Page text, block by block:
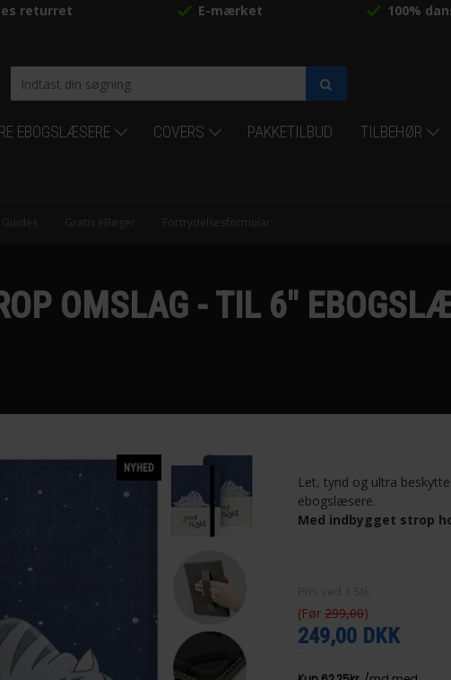
returret E-mærket 100%
EBOGSLÆSERE COVERS PAKKETILBUD TILBEHØR
Guides Gratis eBøger Fortrydelsesformular
OMSLAG - TIL 6"
NYHED
Let, tynd og ultra
ebogslæsere.
Med indbygget strop
(Før299,00)
249,00 DKK